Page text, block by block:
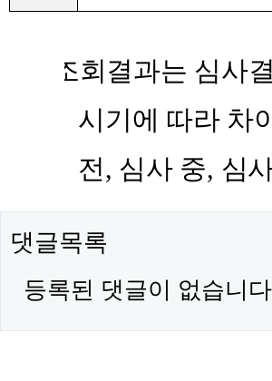
조회결과는 심사
시기에 따라 차
전, 심사 중, 심
댓글목록
등록된 댓글이 없습니